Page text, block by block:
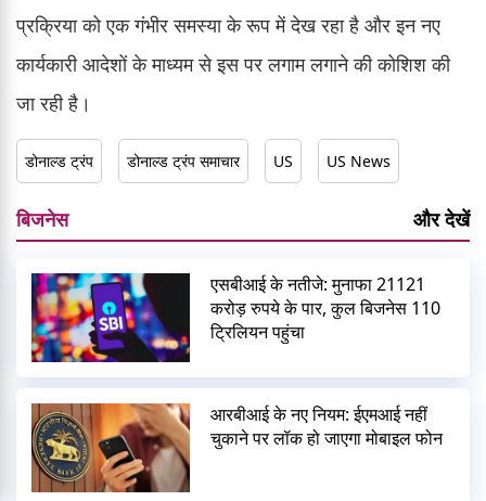
प्रक्रिया को एक गंभीर समस्या के रूप में देख रहा है और इन नए
कार्यकारी आदेशों के माध्यम से इस पर लगाम लगाने की कोशिश की
जा रही है।
डोनाल्ड ट्रंप डोनाल्ड ट्रंप समाचार US US News
बिजनेस और देखें
एसबीआई के नतीजे: मुनाफा 21121
करोड़ रुपये के पार, कुल बिजनेस 110
ट्रिलियन पहुंचा
आरबीआई के नए नियम: ईएमआई नहीं
चुकाने पर लॉक हो जाएगा मोबाइल फोन